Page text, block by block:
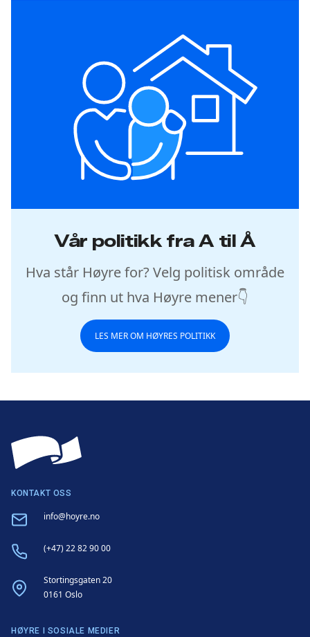
Vår politikk fra A til Å
Hva står Høyre for? Velg politisk område
og finn ut hva Høyre mener👇
LES MER OM HØYRES POLITIKK
KONTAKT OSS
Email info@hoyre.no
Phone(+47) 22 82 90 00
AddressStortingsgaten 20
0161 Oslo
HØYRE I SOSIALE MEDIER